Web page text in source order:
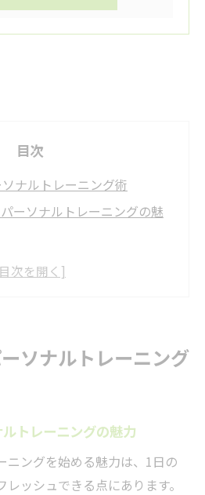
目次
ナルトレーニング術
ーソナルトレーニングの魅
活とパーソナルトレーニン
活パーソナルトレーニング
新習慣のすすめ
活パーソナルトレーニング
ソナルトレーニング
トレーニングの魅力
ニングを始める魅力は、1日の
ッシュできる点にあります。